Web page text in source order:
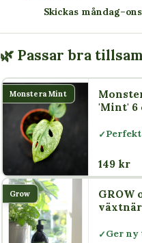
Skickas
🌿 Passar bra
Monstera Mint
'Mint' 6
149 kr
Grow
GROW
Garden
Ger